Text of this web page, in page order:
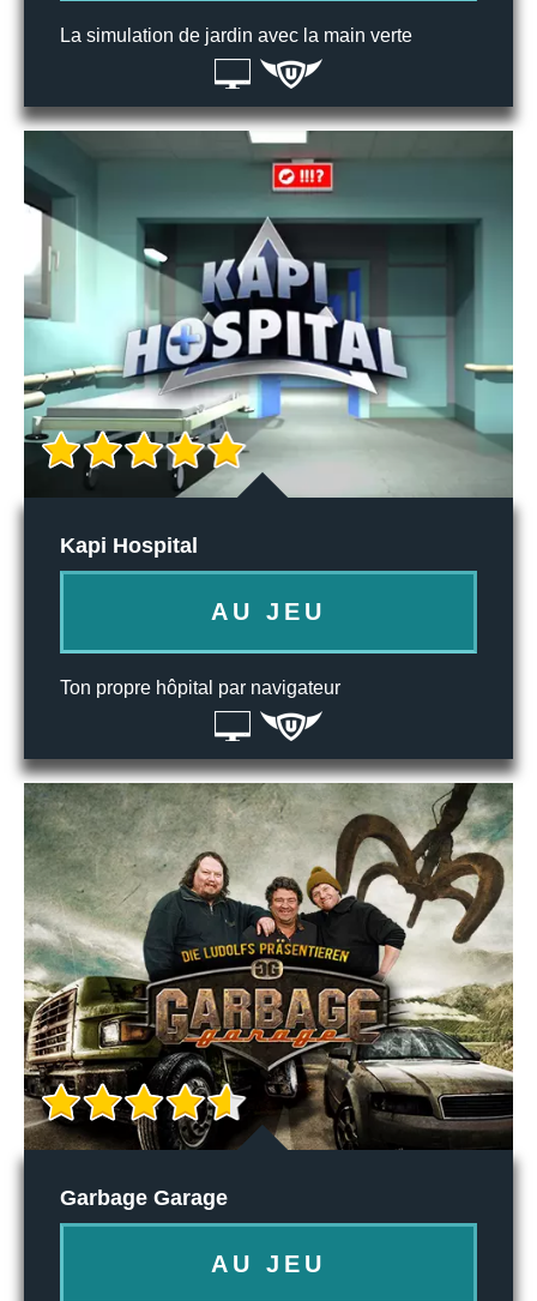
La simulation de jardin avec la main verte
Kapi Hospital
AU JEU
Ton propre hôpital par navigateur
Garbage Garage
AU JEU